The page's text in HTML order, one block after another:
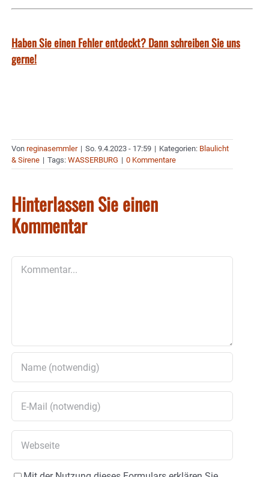
Haben Sie einen Fehler entdeckt? Dann schreiben Sie uns
gerne!
Von reginasemmler | So. 9.4.2023 - 17:59 | Kategorien: Blaulicht
& Sirene | Tags: WASSERBURG | 0 Kommentare
Hinterlassen Sie einen
Kommentar